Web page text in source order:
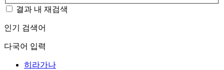
결과 내 재검색
인기 검색어
다국어 입력
히라가나